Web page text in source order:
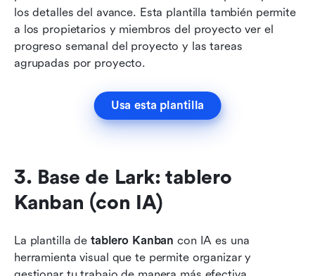
los detalles del avance. Esta plantilla también permite
a los propietarios y miembros del proyecto ver el
progreso semanal del proyecto y las tareas
agrupadas por proyecto.
Usa esta plantilla
3. Base de Lark: tablero
Kanban (con IA)
La plantilla de tablero Kanban con IA es una
herramienta visual que te permite organizar y